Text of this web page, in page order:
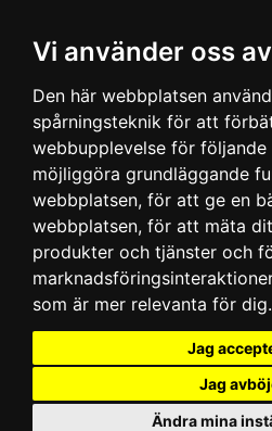
Vi använder oss
Den här webbplatsen
spårningsteknik för att
webbupplevelse för följande
möjliggöra grundläggande
webbplatsen, för att ge en
webbplatsen, för att mäta
produkter och tjänster och
marknadsföringsinteraktioner
som är mer relevanta för dig.
Jag
Jag
Ändra mina